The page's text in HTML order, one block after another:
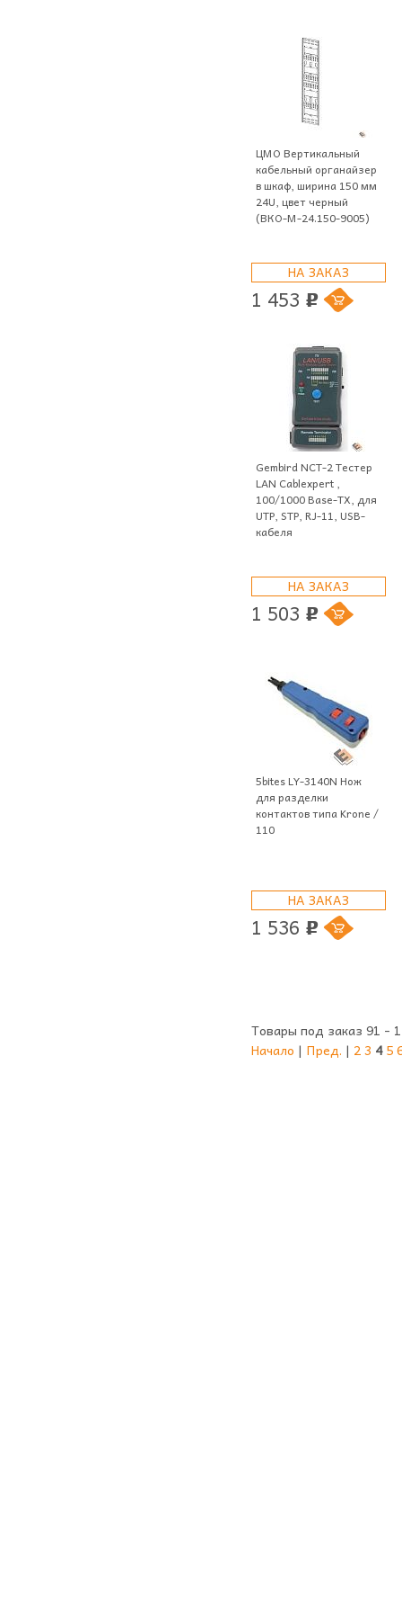
ЦМО Вертикальный
кабельный органайзер
в шкаф, ширина 150 мм
24U, цвет черный
(ВКО-М-24.150-9005)
НА ЗАКАЗ
1 453 p
Gembird NCT-2 Тестер
LAN Cablexpert ,
100/1000 Base-TX, для
UTP, STP, RJ-11, USB-
кабеля
НА ЗАКАЗ
1 503 p
5bites LY-3140N Нож
для разделки
контактов типа Krone /
110
НА ЗАКАЗ
1 536 p
Товары под заказ 91 -
Начало | Пред. | 23 4 5